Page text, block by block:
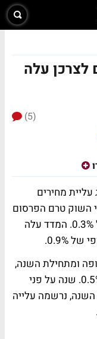
לצרכן עלה
(5)
מחירים
באפריל. צפי השוק טרם הפרסום
עמד על התחזקות המחירים בשיעור של 0.3%. המדד עלה
ומתחילת השנה,
עלה מדד המחירים לצרכן בשיעור של 0.5%. שנה על פני
נרשמה עלייה